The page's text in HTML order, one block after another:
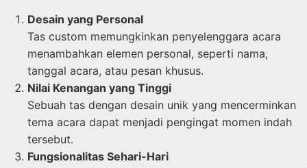
Desain yang Personal
Tas custom memungkinkan penyelenggara acara
menambahkan elemen personal, seperti nama,
tanggal acara, atau pesan khusus.
Nilai Kenangan yang Tinggi
Sebuah tas dengan desain unik yang mencerminkan
tema acara dapat menjadi pengingat momen indah
tersebut.
Fungsionalitas Sehari-Hari